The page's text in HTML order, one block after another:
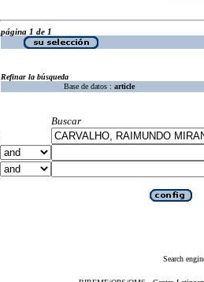
página 1 de 1
Refinar la búsqueda
Base de datos : article
Buscar
Search